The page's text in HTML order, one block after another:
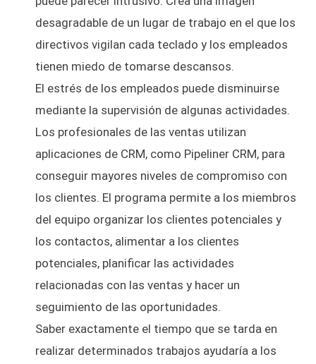
desagradable de un lugar de trabajo en el que los
directivos vigilan cada teclado y los empleados
tienen miedo de tomarse descansos.
El estrés de los empleados puede disminuirse
mediante la supervisión de algunas actividades.
Los profesionales de las ventas utilizan
aplicaciones de CRM, como Pipeliner CRM, para
conseguir mayores niveles de compromiso con
los clientes. El programa permite a los miembros
del equipo organizar los clientes potenciales y
los contactos, alimentar a los clientes
potenciales, planificar las actividades
relacionadas con las ventas y hacer un
seguimiento de las oportunidades.
Saber exactamente el tiempo que se tarda en
realizar determinados trabajos ayudaría a los